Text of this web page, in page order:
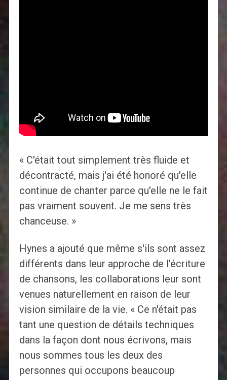
« C'était tout simplement très fluide et
décontracté, mais j'ai été honoré qu'elle
continue de chanter parce qu'elle ne le fait
pas vraiment souvent. Je me sens très
chanceuse. »
Hynes a ajouté que même s'ils sont assez
différents dans leur approche de l'écriture
de chansons, les collaborations leur sont
venues naturellement en raison de leur
vision similaire de la vie. « Ce n'était pas
tant une question de détails techniques
dans la façon dont nous écrivons, mais
nous sommes tous les deux des
personnes qui occupons beaucoup